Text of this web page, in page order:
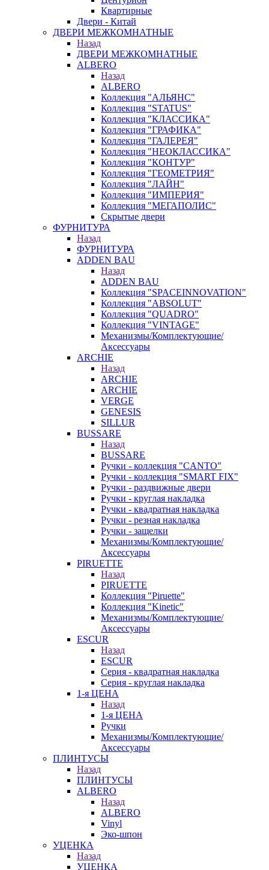
Квартирные
Двери - Китай
ДВЕРИ МЕЖКОМНАТНЫЕ
Назад
ДВЕРИ МЕЖКОМНАТНЫЕ
ALBERO
Назад
ALBERO
Коллекция "АЛЬЯНС"
Коллекция "STATUS"
Коллекция "КЛАССИКА"
Коллекция "ГРАФИКА"
Коллекция "ГАЛЕРЕЯ"
Коллекция "НЕОКЛАССИКА"
Коллекция "КОНТУР"
Коллекция "ГЕОМЕТРИЯ"
Коллекция "ЛАЙН"
Коллекция "ИМПЕРИЯ"
Коллекция "МЕГАПОЛИС"
Скрытые двери
ФУРНИТУРА
Назад
ФУРНИТУРА
ADDEN BAU
Назад
ADDEN BAU
Коллекция "SPACEINNOVATION"
Коллекция "ABSOLUT"
Коллекция "QUADRO"
Коллекция "VINTAGE"
Механизмы/Комплектующие/
Аксессуары
ARCHIE
Назад
ARCHIE
ARCHIE
VERGE
GENESIS
SILLUR
BUSSARE
Назад
BUSSARE
Ручки - коллекция "CANTO"
Ручки - коллекция "SMART FIX"
Ручки - раздвижные двери
Ручки - круглая накладка
Ручки - квадратная накладка
Ручки - резная накладка
Ручки - защелки
Механизмы/Комплектующие/
Аксессуары
PIRUETTE
Назад
PIRUETTE
Коллекция "Piruette"
Коллекция "Kinetic"
Механизмы/Комплектующие/
Аксессуары
ESCUR
Назад
ESCUR
Серия - квадратная накладка
Серия - круглая накладка
1-я ЦЕНА
Назад
1-я ЦЕНА
Ручки
Механизмы/Комплектующие/
Аксессуары
ПЛИНТУСЫ
Назад
ПЛИНТУСЫ
ALBERO
Назад
ALBERO
Vinyl
Эко-шпон
УЦЕНКА
Назад
УЦЕНКА